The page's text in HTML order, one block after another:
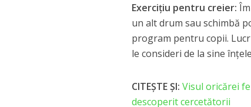
Exercițiu pentru creier:
un alt drum sau schimbă
program pentru copii.
le consideri de la sine
CITEȘTE ȘI: Visul oricărei
descoperit cercetătorii